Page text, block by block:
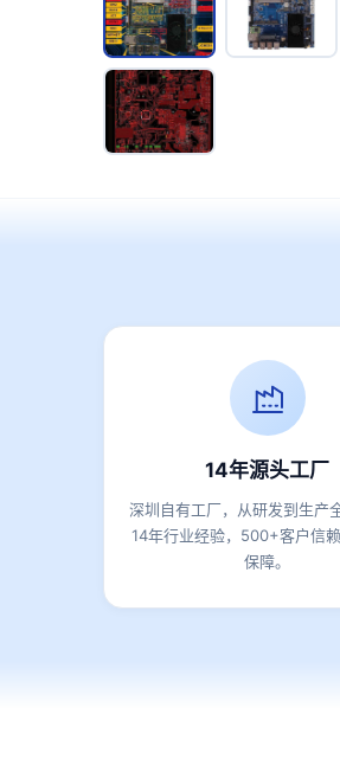
14年源头工厂
深圳自有工厂，从研发到生产
14年行业经验，500+客户信
保障。